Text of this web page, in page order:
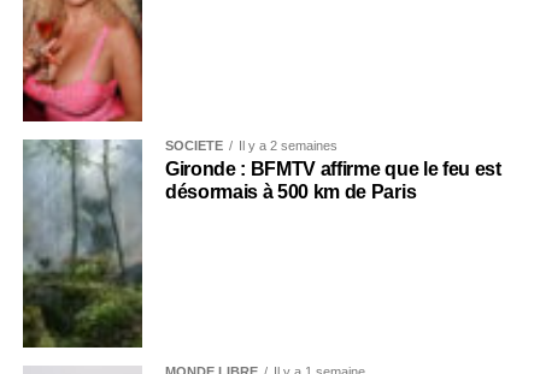
SOCIÉTÉ Il y a 2 semaines
Gironde : BFMTV affirme que le feu est
désormais à 500 km de Paris
MONDE LIBRE Il y a 1 semaine